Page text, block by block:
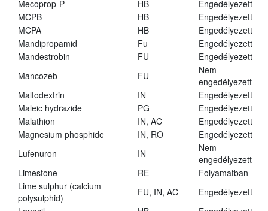
Mecoprop-P
HB
Engedélyezett
MCPB
HB
Engedélyezett
MCPA
HB
Engedélyezett
Mandipropamid
Fu
Engedélyezett
Mandestrobin
FU
Engedélyezett
Mancozeb
FU
Nem
engedélyezett
Maltodextrin
IN
Engedélyezett
Maleic hydrazide
PG
Engedélyezett
Malathion
IN, AC
Engedélyezett
Magnesium phosphide
IN, RO
Engedélyezett
Lufenuron
IN
Nem
engedélyezett
Limestone
RE
Folyamatban
Lime sulphur (calcium
polysulphid)
FU, IN, AC
Engedélyezett